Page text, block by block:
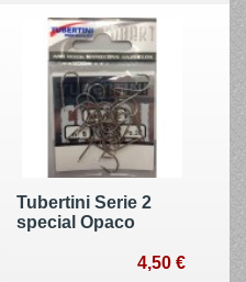
Tubertini Serie 2
special Opaco
4,50 €